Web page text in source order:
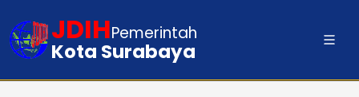
JDIHPemerintah
Kota Surabaya